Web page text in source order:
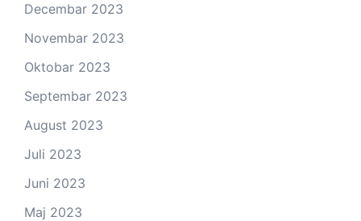
Decembar 2023
Novembar 2023
Oktobar 2023
Septembar 2023
August 2023
Juli 2023
Juni 2023
Maj 2023